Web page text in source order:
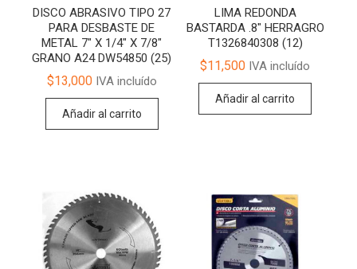
DISCO ABRASIVO TIPO 27
PARA DESBASTE DE
METAL 7″ X 1/4″ X 7/8″
GRANO A24 DW54850 (25)
$13,000IVA incluído
Añadir al carrito
LIMA REDONDA
BASTARDA .8″ HERRAGRO
T1326840308 (12)
$11,500 IVA incluído
Añadir al carrito